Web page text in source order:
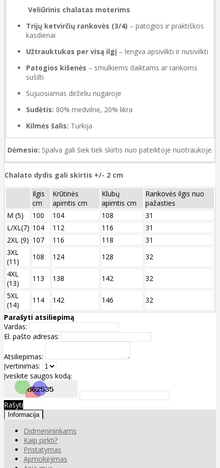
Veliūrinis chalatas moterims
Trijų ketvirčių rankovės (3/4) – patogios ir praktiškos
kasdienai
Užtrauktukas per visą ilgį – lengva apsivilkti ir nusivilkti
Patogios kišenės – smulkiems daiktams ar rankoms
sušilti
Sujuosiamas dirželiu nugaroje
Sudėtis: 80% medvilnė, 20% likra
Kilmės šalis: Turkija
Dėmesio: Spalva gali šiek tiek skirtis nuo pateiktoje nuotraukoje.
Chalato dydis gali skirtis +/- 2 cm
Ilgis
cm
Krūtinės
apimtis cm
Klubų
apimtis cm
Rankovės ilgis nuo
pažasties
M (5)
100 104 108
31
L/XL(7) 104 112 116
31
2XL (9) 107 116 118
31
3XL
(11)
108 124 128
32
4XL
(13)
113 138 142
32
5XL
(14)
114 142 146
32
Parašyti atsiliepimą
Vardas:
El. pašto adresas:
Atsiliepimas:
Įvertinimas:
Įveskite saugos kodą:
Rašyti
Informacija
Didmenininkams
Kaip pirkti?
Pristatymas
Apmokėjimas